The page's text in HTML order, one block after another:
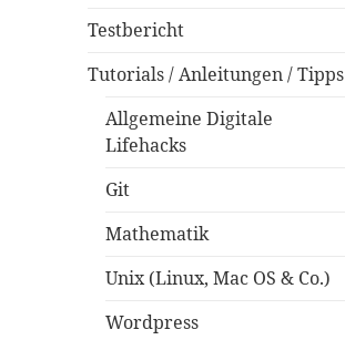
Testbericht
Tutorials / Anleitungen / Tipps
Allgemeine Digitale
Lifehacks
Git
Mathematik
Unix (Linux, Mac OS & Co.)
Wordpress